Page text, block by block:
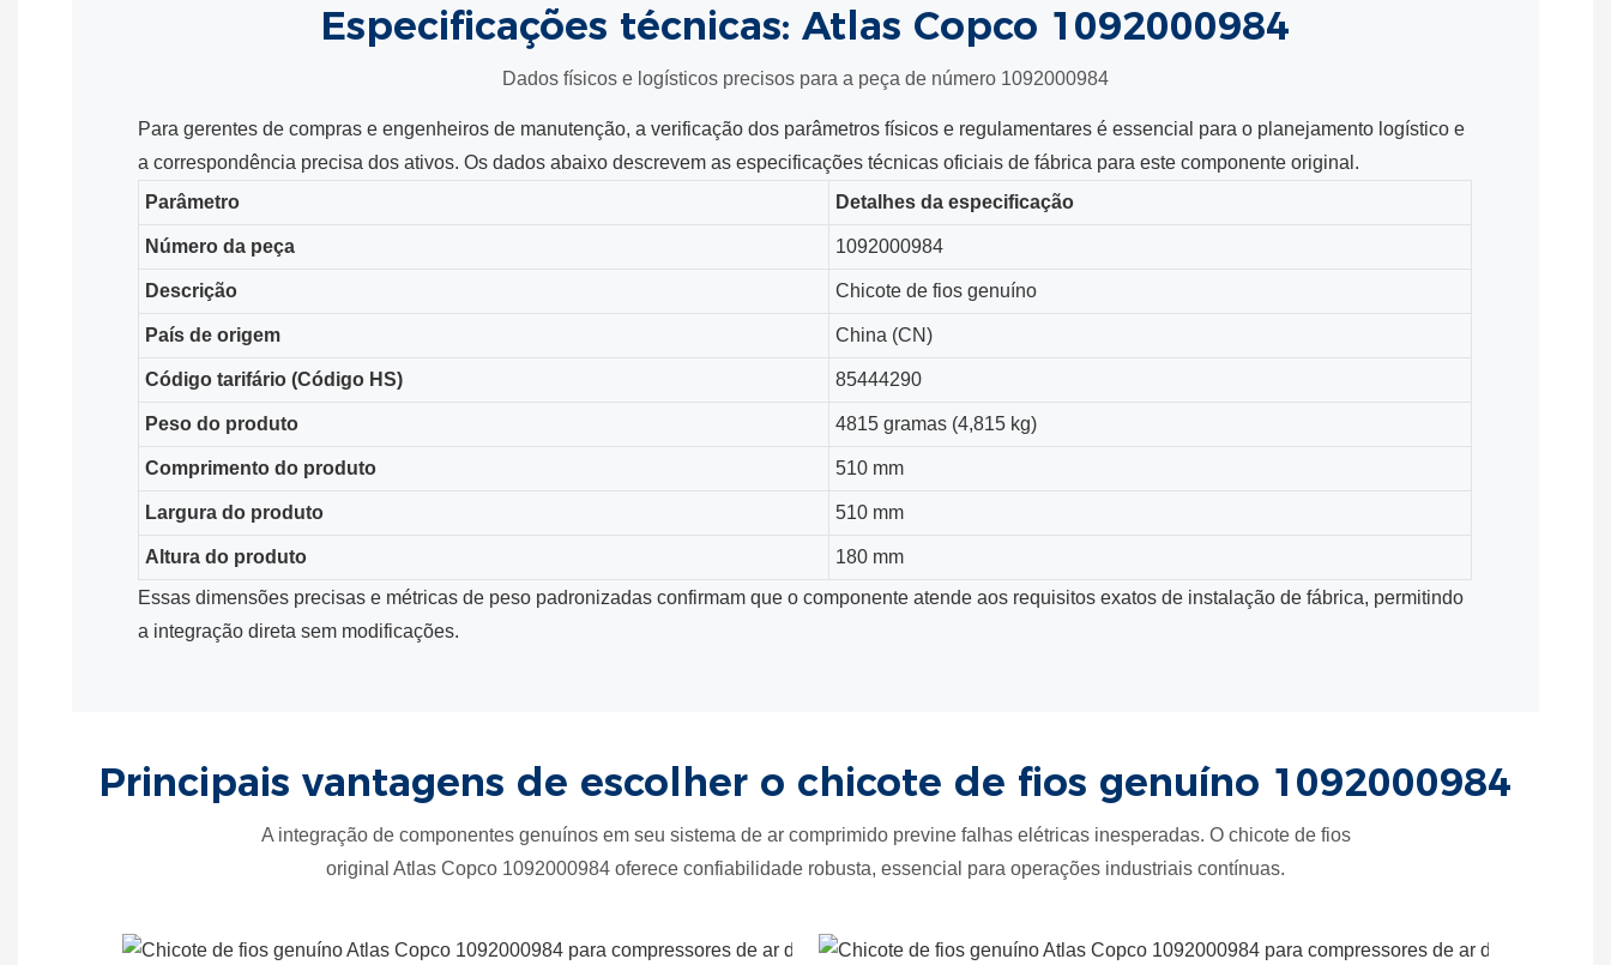
Especificações técnicas: Atlas Copco 1092000984
Dados físicos e logísticos precisos para a peça de número 1092000984
Para gerentes de compras e engenheiros de manutenção, a verificação dos parâmetros físicos e regulamentares é essencial para o planejamento logístico e
a correspondência precisa dos ativos. Os dados abaixo descrevem as especificações técnicas oficiais de fábrica para este componente original.
Parâmetro
Detalhes da especificação
Número da peça 1092000984
Descrição Chicote de fios genuíno
País de origem China (CN)
Código tarifário (Código HS) 85444290
Peso do produto 4815 gramas (4,815 kg)
Comprimento do produto 510 mm
Largura do produto 510 mm
Altura do produto
180 mm
Essas dimensões precisas e métricas de peso padronizadas confirmam que o componente atende aos requisitos exatos de instalação de fábrica, permitindo
a integração direta sem modificações.
Principais vantagens de escolher o chicote de fios genuíno 1092000984
A integração de componentes genuínos em seu sistema de ar comprimido previne falhas elétricas inesperadas. O chicote de fios
original Atlas Copco 1092000984 oferece confiabilidade robusta, essencial para operações industriais contínuas.
Compatibilidade